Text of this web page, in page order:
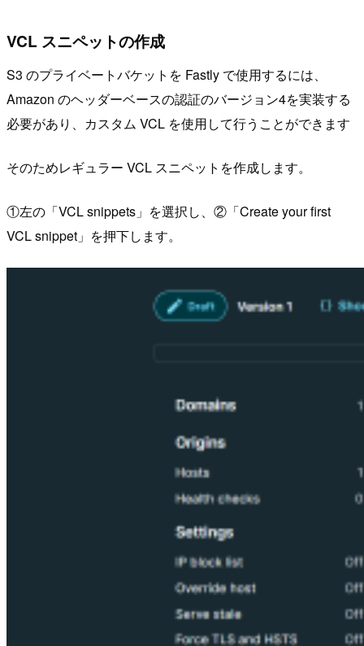
VCL スニペットの作成
S3 のプライベートバケットを Fastly で使用するには、
Amazon のヘッダーベースの認証のバージョン4を実装する
必要があり、カスタム VCL を使用して行うことができます
そのためレギュラー VCL スニペットを作成します。
①左の「VCL snippets」を選択し、②「Create your first
VCL snippet」を押下します。